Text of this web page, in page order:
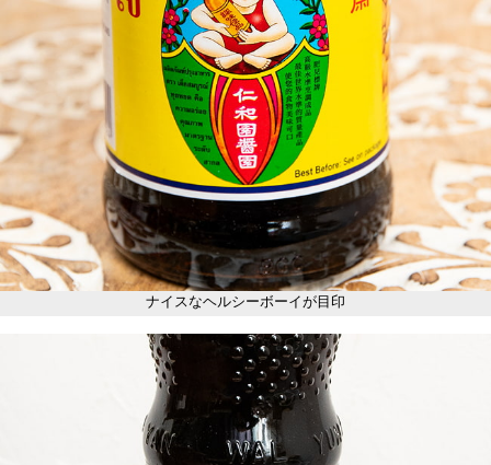
ナイスなヘルシーボーイが目印